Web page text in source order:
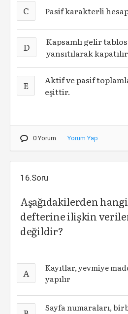
C Pasif karakterli
D
Kapsamlı gelir
yansıtılarak
E
Aktif ve pasif
eşittir.
0 Yorum Yorum Yap
16.Soru
Aşağıdakilerden
defterine ilişkin
değildir?
A
Kayıtlar, yevmiye
yapılır
Sayfa numaraları,